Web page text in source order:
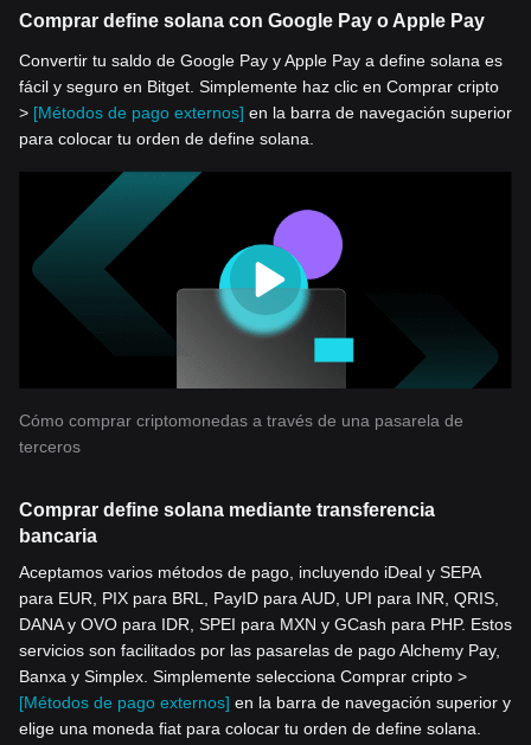
Comprar define solana con Google Pay o Apple Pay
Convertir tu saldo de Google Pay y Apple Pay a define solana es
fácil y seguro en Bitget. Simplemente haz clic en Comprar cripto
> [Métodos de pago externos] en la barra de navegación superior
para colocar tu orden de define solana.
Cómo comprar criptomonedas a través de una pasarela de
terceros
Comprar define solana mediante transferencia
bancaria
Aceptamos varios métodos de pago, incluyendo iDeal y SEPA
para EUR, PIX para BRL, PayID para AUD, UPI para INR, QRIS,
DANA y OVO para IDR, SPEI para MXN y GCash para PHP. Estos
servicios son facilitados por las pasarelas de pago Alchemy Pay,
Banxa y Simplex. Simplemente selecciona Comprar cripto >
[Métodos de pago externos] en la barra de navegación superior y
elige una moneda fiat para colocar tu orden de define solana.